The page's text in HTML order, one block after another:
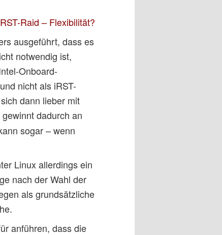
Raid – Flexibilität?
ausgeführt, dass es
notwendig ist,
Onboard-
nicht als iRST-
dann lieber mit
dadurch an
sogar – wenn
Linux allerdings ein
nach der Wahl der
als grundsätzliche
anführen, dass die